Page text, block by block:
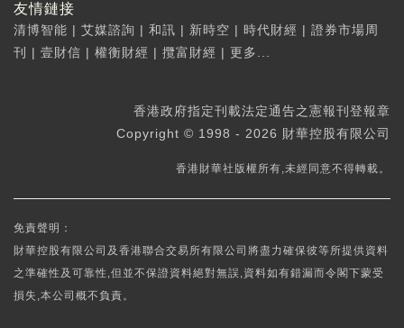
友情鏈接
清博智能 | 艾媒諮詢 | 和訊 | 新時空 | 時代財經 | 證券市場周
刊
| 壹財信 | 權衡財經 | 攬富財經 | 更多...
香港政府指定刊載法定通告之憲報刊登報章
Copyright © 1998 - 2026 財華控股有限公司
香港財華社版權所有,未經同意不得轉載。
免責聲明：
財華控股有限公司及香港聯合交易所有限公司將盡力確保彼等所提供資料
之準確性及可靠性,但並不保證資料絕對無誤,資料如有錯漏而令閣下蒙受
損失,本公司概不負責。